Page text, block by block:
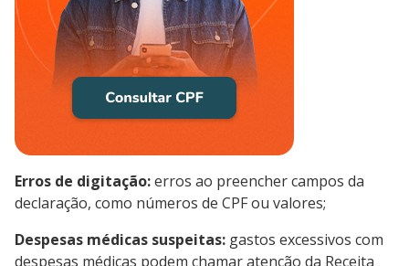
Erros de digitação:erros ao preencher campos da
declaração, como números de CPF ou valores;
Despesas médicas suspeitas: gastos excessivos com
despesas médicas podem chamar atenção da Receita